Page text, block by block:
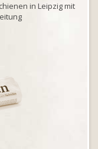
in Leipzig mit